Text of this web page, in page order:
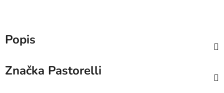
Popis
Značka Pastorelli